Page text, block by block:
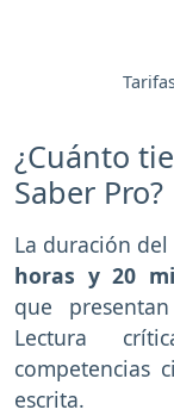
¿Cuánto
Saber Pro?
La duración
horas y 20
que
Lectura
competencias
escrita.